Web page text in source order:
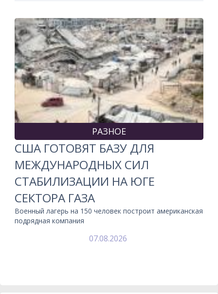
РАЗНОЕ
США ГОТОВЯТ БАЗУ ДЛЯ
МЕЖДУНАРОДНЫХ СИЛ
СТАБИЛИЗАЦИИ НА ЮГЕ
СЕКТОРА ГАЗА
Военный лагерь на 150 человек построит американская
подрядная компания
07.08.2026